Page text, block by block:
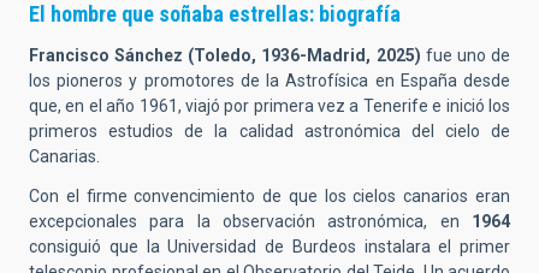
El hombre que soñaba estrellas: biografía
Francisco Sánchez (Toledo, 1936-Madrid, 2025) fue uno de
los pioneros y promotores de la Astrofísica en España desde
que, en el año 1961, viajó por primera vez a Tenerife e inició los
primeros estudios de la calidad astronómica del cielo de
Canarias.
Con el firme convencimiento de que los cielos canarios eran
excepcionales para la observación astronómica, en 1964
consiguió que la Universidad de Burdeos instalara el primer